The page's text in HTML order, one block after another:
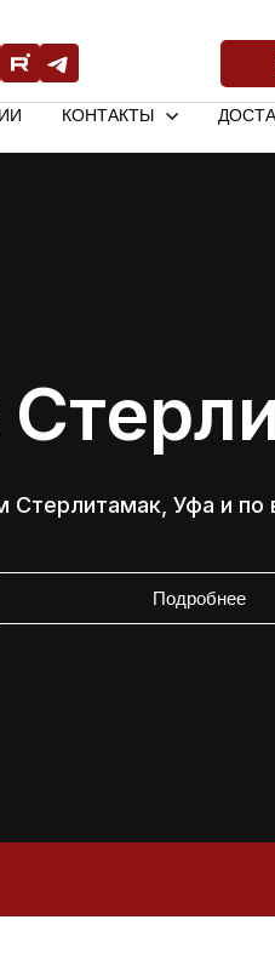
КОНТАКТЫ
Стерлитамак, Уфа и по
Подробнее